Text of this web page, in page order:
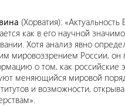
(Хорватия): «Актуальность
как в его научной
Хотя анализ явно
мировоззрением России, он
о том, как российские
меняющийся мировой
и возможности,